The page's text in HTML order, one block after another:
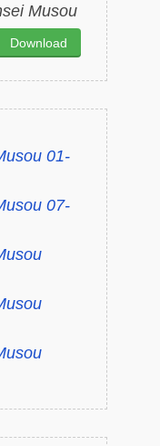
Musou
Download
01-
07-